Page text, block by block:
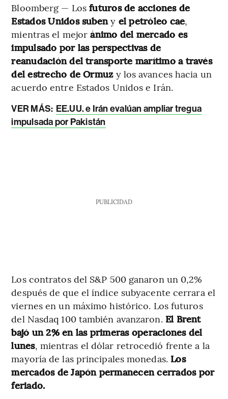
Bloomberg — Losfuturos de acciones de
Estados Unidos subeny el petróleo cae,
mientras el mejor ánimo del mercado es
impulsado por las perspectivas de
reanudación del transporte marítimo a través
del estrecho de Ormuzy los avances hacia un
acuerdo entre Estados Unidos e Irán.
VER MÁS: EE.UU. e Irán evalúan ampliar tregua
impulsada por Pakistán
PUBLICIDAD
Los contratos del S&P 500 ganaron un 0,2%
después de que el índice subyacente cerrara el
viernes en un máximo histórico. Los futuros
del Nasdaq 100 también avanzaron. El Brent
bajó un 2% en las primeras operaciones del
lunes, mientras el dólar retrocedió frente a la
mayoría de las principales monedas.Los
mercados de Japón permanecen cerrados por
feriado.